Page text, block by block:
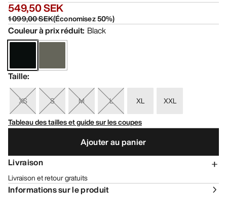
549,50 SEK
1 099,00 SEK(Économisez50%)
Couleur à prix réduit: Black
Taille:
XS S M L XL
XXL
Tableau des tailles et guide sur les coupes
Ajouter au panier
Livraison
Livraison et retour gratuits
Informations sur le produit